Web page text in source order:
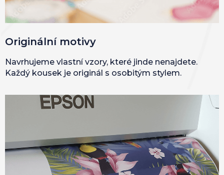
Originální motivy
Navrhujeme vlastní vzory, které jinde nenajdete.
Každý kousek je originál s osobitým stylem.